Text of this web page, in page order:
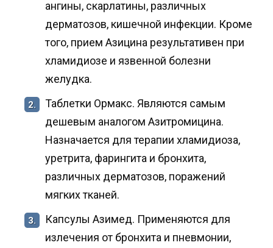
ангины, скарлатины, различных
дерматозов, кишечной инфекции. Кроме
того, прием Азицина результативен при
хламидиозе и язвенной болезни
желудка.
2.
Таблетки Ормакс. Являются самым
дешевым аналогом Азитромицина.
Назначается для терапии хламидиоза,
уретрита, фарингита и бронхита,
различных дерматозов, поражений
мягких тканей.
3.
Капсулы Азимед. Применяются для
излечения от бронхита и пневмонии,